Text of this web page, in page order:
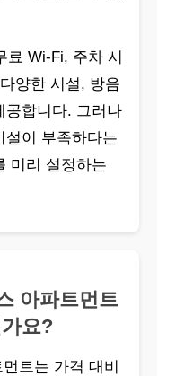
료 Wi-Fi, 주차 시
양한 시설, 방음
공합니다. 그러나
설이 부족하다는
미리 설정하는
아파트먼트
요?
트는 가격 대비